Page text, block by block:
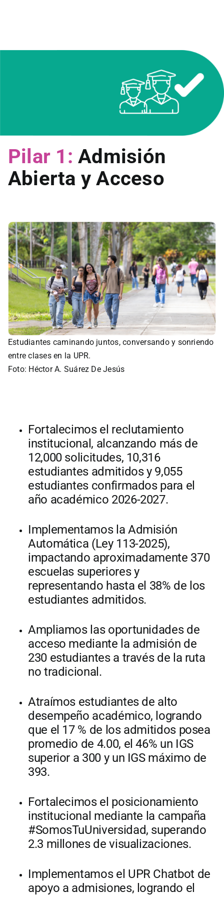
Pilar 1: Admisión
Abierta y Acceso
Estudiantes caminando juntos, conversando y sonriendo
entre clases en la UPR.
Foto: Héctor A. Suárez De Jesús
Fortalecimos el reclutamiento
institucional, alcanzando más de
12,000 solicitudes, 10,316
estudiantes admitidos y 9,055
estudiantes confirmados para el
año académico 2026-2027.
Implementamos la Admisión
Automática (Ley 113-2025),
impactando aproximadamente 370
escuelas superiores y
representando hasta el 38% de los
estudiantes admitidos.
Ampliamos las oportunidades de
acceso mediante la admisión de
230 estudiantes a través de la ruta
no tradicional.
Atraímos estudiantes de alto
desempeño académico, logrando
que el 17 % de los admitidos posea
promedio de 4.00, el 46% un IGS
superior a 300 y un IGS máximo de
393.
Fortalecimos el posicionamiento
institucional mediante la campaña
#SomosTuUniversidad, superando
2.3 millones de visualizaciones.
Implementamos el UPR Chatbot de
apoyo a admisiones, logrando el